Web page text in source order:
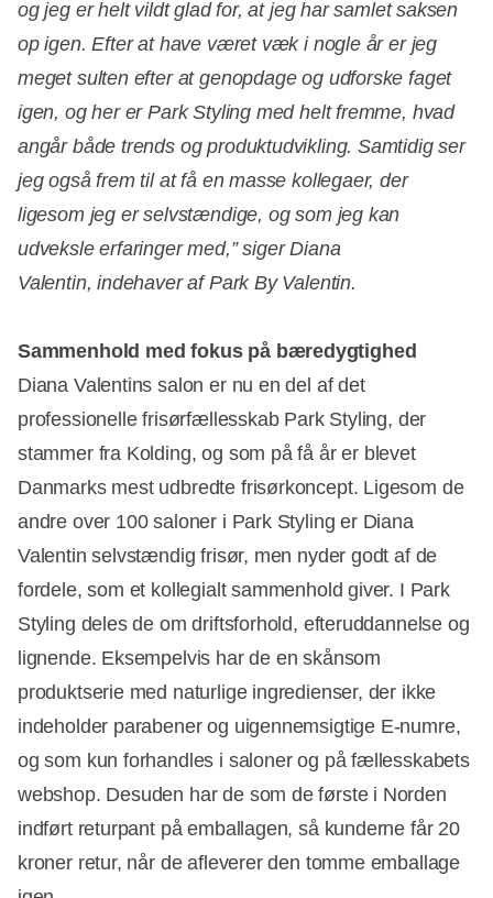
og jeg er helt vildt glad for, at jeg har samlet saksen
op igen. Efter at have været væk i nogle år er jeg
meget sulten efter at genopdage og udforske faget
igen, og her er Park Styling med helt fremme, hvad
angår både trends og produktudvikling. Samtidig ser
jeg også frem til at få en masse kollegaer, der
ligesom jeg er selvstændige, og som jeg kan
udveksle erfaringer med,” siger Diana
Valentin, indehaver af Park By Valentin.
Sammenhold med fokus på bæredygtighed
Diana Valentins salon er nu en del af det
professionelle frisørfællesskab Park Styling, der
stammer fra Kolding, og som på få år er blevet
Danmarks mest udbredte frisørkoncept. Ligesom de
andre over 100 saloner i Park Styling er Diana
Valentin selvstændig frisør, men nyder godt af de
fordele, som et kollegialt sammenhold giver. I Park
Styling deles de om driftsforhold, efteruddannelse og
lignende. Eksempelvis har de en skånsom
produktserie med naturlige ingredienser, der ikke
indeholder parabener og uigennemsigtige E-numre,
og som kun forhandles i saloner og på fællesskabets
webshop. Desuden har de som de første i Norden
indført returpant på emballagen, så kunderne får 20
kroner retur, når de afleverer den tomme emballage